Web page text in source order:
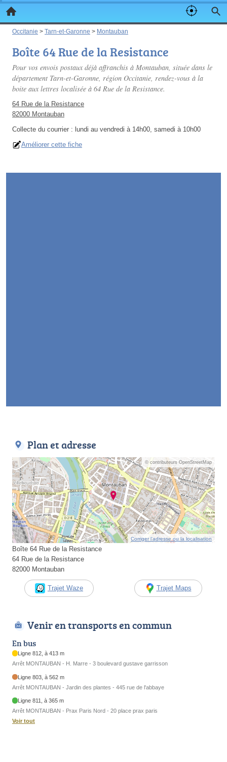
Occitanie > Tarn-et-Garonne > Montauban
Boîte 64 Rue de la Resistance
Pour vos envois postaux déjà affranchis à Montauban, située dans le
département Tarn-et-Garonne, région Occitanie, rendez-vous à la
boite aux lettres localisée à 64 Rue de la Resistance.
64 Rue de la Resistance
82000 Montauban
Collecte du courrier : lundi au vendredi à 14h00, samedi à 10h00
Améliorer cette fiche
Plan et adresse
© contributeurs OpenStreetMap
Corriger l’adresse ou la localisation
Boîte 64 Rue de la Resistance
64 Rue de la Resistance
82000 Montauban
Trajet Waze Trajet Maps
Venir en transports en commun
En bus
Ligne 812, à 413 m
Arrêt MONTAUBAN - H. Marre - 3 boulevard gustave garrisson
Ligne 803, à 562 m
Arrêt MONTAUBAN - Jardin des plantes - 445 rue de l'abbaye
Ligne 811, à 365 m
Arrêt MONTAUBAN - Prax Paris Nord - 20 place prax paris
Voir tout